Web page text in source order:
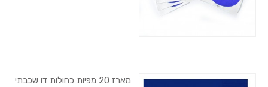
מארז 20 מפיות כחולות דו שכבתי